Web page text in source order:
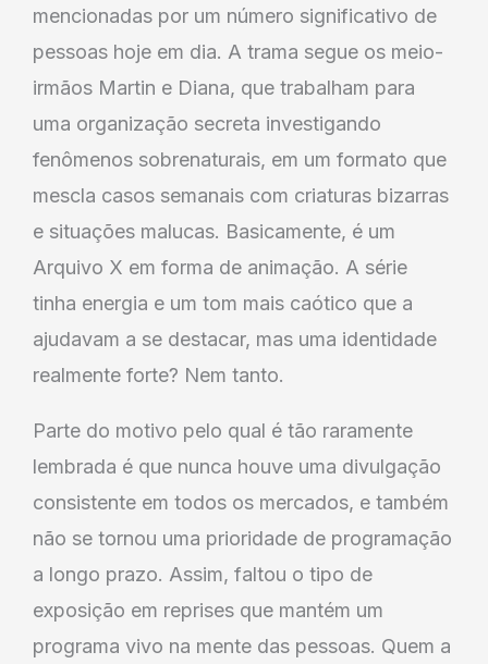
mencionadas por um número significativo de
pessoas hoje em dia. A trama segue os meio-
irmãos Martin e Diana, que trabalham para
uma organização secreta investigando
fenômenos sobrenaturais, em um formato que
mescla casos semanais com criaturas bizarras
e situações malucas. Basicamente, é um
Arquivo X em forma de animação. A série
tinha energia e um tom mais caótico que a
ajudavam a se destacar, mas uma identidade
realmente forte? Nem tanto.
Parte do motivo pelo qual é tão raramente
lembrada é que nunca houve uma divulgação
consistente em todos os mercados, e também
não se tornou uma prioridade de programação
a longo prazo. Assim, faltou o tipo de
exposição em reprises que mantém um
programa vivo na mente das pessoas. Quem a